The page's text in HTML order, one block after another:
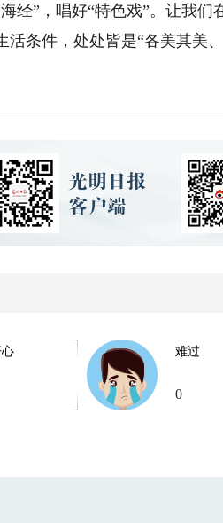
”，唱好“特色戏”。让我们
活条件，处处皆是“各美其美
难过
0